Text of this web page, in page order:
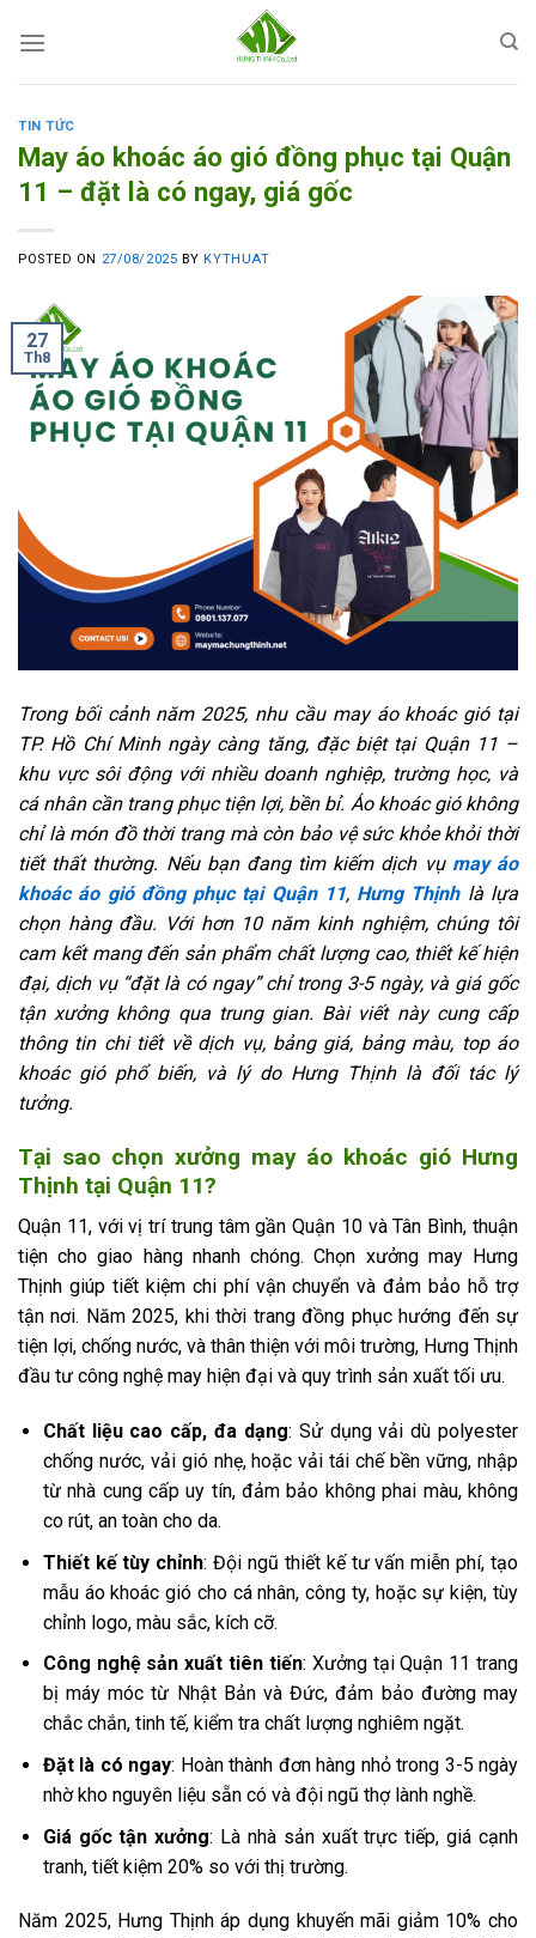
TIN TỨC
May áo khoác áo gió đồng phục tại Quận
11 – đặt là có ngay, giá gốc
POSTED ON 27/08/2025 BYKYTHUAT
27
Th8
Trong bối cảnh năm 2025, nhu cầu may áo khoác gió tại
TP. Hồ Chí Minh ngày càng tăng, đặc biệt tại Quận 11 –
khu vực sôi động với nhiều doanh nghiệp, trường học, và
cá nhân cần trang phục tiện lợi, bền bỉ. Áo khoác gió không
chỉ là món đồ thời trang mà còn bảo vệ sức khỏe khỏi thời
tiết thất thường. Nếu bạn đang tìm kiếm dịch vụ may áo
khoác áo gió đồng phục tại Quận 11, Hưng Thịnhlà lựa
chọn hàng đầu. Với hơn 10 năm kinh nghiệm, chúng tôi
cam kết mang đến sản phẩm chất lượng cao, thiết kế hiện
đại, dịch vụ “đặt là có ngay” chỉ trong 3-5 ngày, và giá gốc
tận xưởng không qua trung gian. Bài viết này cung cấp
thông tin chi tiết về dịch vụ, bảng giá, bảng màu, top áo
khoác gió phổ biến, và lý do Hưng Thịnh là đối tác lý
tưởng.
Tại sao chọn xưởng may áo khoác gió Hưng
Thịnh tại Quận 11?
Quận 11, với vị trí trung tâm gần Quận 10 và Tân Bình, thuận
tiện cho giao hàng nhanh chóng. Chọn xưởng may Hưng
Thịnh giúp tiết kiệm chi phí vận chuyển và đảm bảo hỗ trợ
tận nơi. Năm 2025, khi thời trang đồng phục hướng đến sự
tiện lợi, chống nước, và thân thiện với môi trường, Hưng Thịnh
đầu tư công nghệ may hiện đại và quy trình sản xuất tối ưu.
Chất liệu cao cấp, đa dạng: Sử dụng vải dù polyester
chống nước, vải gió nhẹ, hoặc vải tái chế bền vững, nhập
từ nhà cung cấp uy tín, đảm bảo không phai màu, không
co rút, an toàn cho da.
Thiết kế tùy chỉnh: Đội ngũ thiết kế tư vấn miễn phí, tạo
mẫu áo khoác gió cho cá nhân, công ty, hoặc sự kiện, tùy
chỉnh logo, màu sắc, kích cỡ.
Công nghệ sản xuất tiên tiến: Xưởng tại Quận 11 trang
bị máy móc từ Nhật Bản và Đức, đảm bảo đường may
chắc chắn, tinh tế, kiểm tra chất lượng nghiêm ngặt.
Đặt là có ngay: Hoàn thành đơn hàng nhỏ trong 3-5 ngày
nhờ kho nguyên liệu sẵn có và đội ngũ thợ lành nghề.
Giá gốc tận xưởng: Là nhà sản xuất trực tiếp, giá cạnh
tranh, tiết kiệm 20% so với thị trường.
Năm 2025, Hưng Thịnh áp dụng khuyến mãi giảm 10% cho